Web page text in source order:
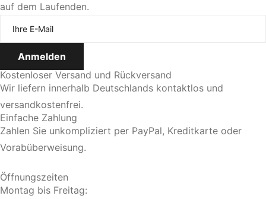
Jetzt Termin vereinbaren
auf dem Laufenden.
Kostenloser Versand und Rückversand
Wir liefern innerhalb Deutschlands kontaktlos und
versandkostenfrei.
Einfache Zahlung
Zahlen Sie unkompliziert per PayPal, Kreditkarte oder
Vorabüberweisung.
Öffnungszeiten
Montag bis Freitag: